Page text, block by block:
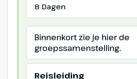
8 Dagen
Binnenkort zie je hier de
groepssamenstelling.
Reisleiding